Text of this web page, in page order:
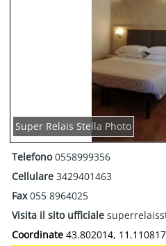
Super Relais Stella Photo
Telefono0558999356
Cellulare 3429401463
Fax055 8964025
Visita il sito ufficiale
Coordinate 43.802014, 11.110817